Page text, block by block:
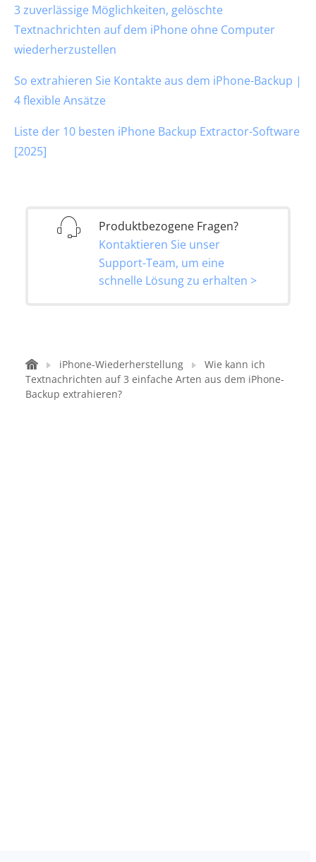
3 zuverlässige Möglichkeiten, gelöschte
Textnachrichten auf dem iPhone ohne Computer
wiederherzustellen
So extrahieren Sie Kontakte aus dem iPhone-Backup |
4 flexible Ansätze
Liste der 10 besten iPhone Backup Extractor-Software
[2025]
Produktbezogene Fragen?
Kontaktieren Sie unser
Support-Team, um eine
schnelle Lösung zu erhalten >
iPhone-Wiederherstellung
Wie kann ich
Textnachrichten auf 3 einfache Arten aus dem iPhone-
Backup extrahieren?